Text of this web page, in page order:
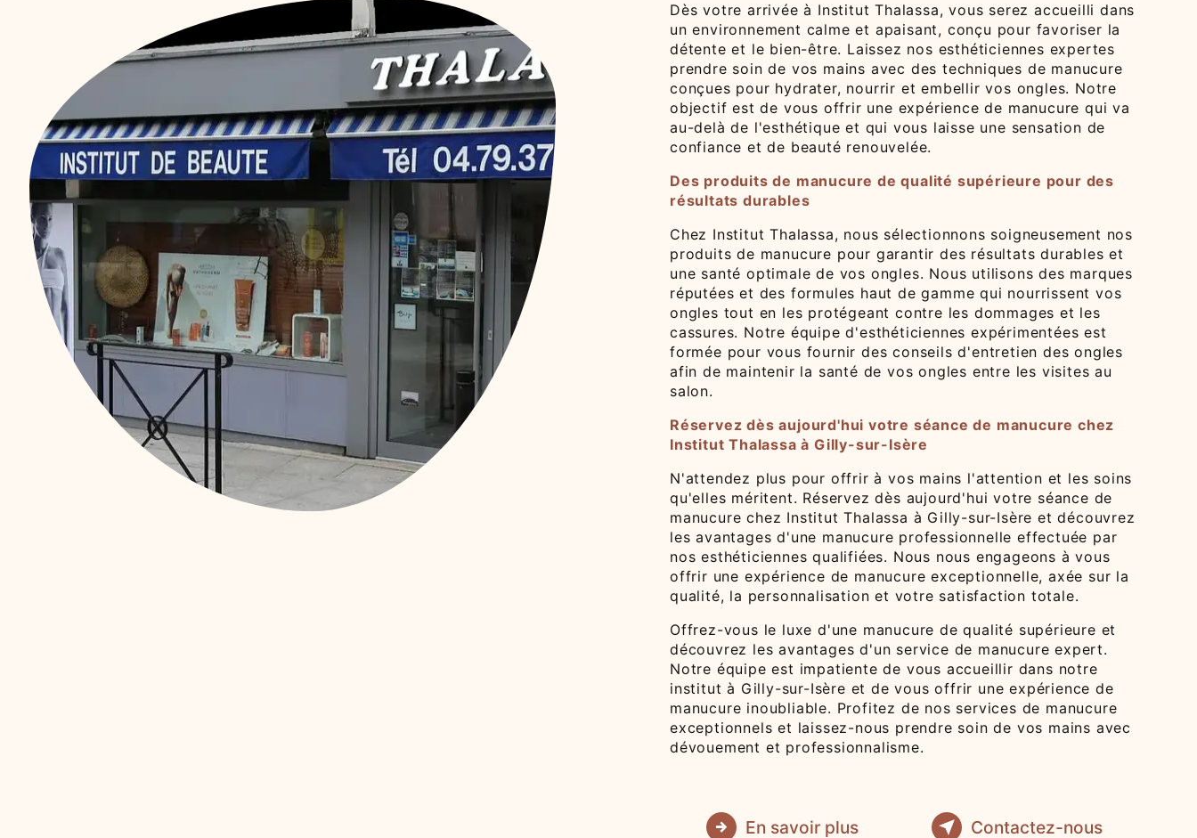
Dès votre arrivée à Institut Thalassa, vous serez accueilli dans
un environnement calme et apaisant, conçu pour favoriser la
détente et le bien-être. Laissez nos esthéticiennes expertes
prendre soin de vos mains avec des techniques de manucure
conçues pour hydrater, nourrir et embellir vos ongles. Notre
objectif est de vous offrir une expérience de manucure qui va
au-delà de l'esthétique et qui vous laisse une sensation de
confiance et de beauté renouvelée.
Des produits de manucure de qualité supérieure pour des
résultats durables
Chez Institut Thalassa, nous sélectionnons soigneusement nos
produits de manucure pour garantir des résultats durables et
une santé optimale de vos ongles. Nous utilisons des marques
réputées et des formules haut de gamme qui nourrissent vos
ongles tout en les protégeant contre les dommages et les
cassures. Notre équipe d'esthéticiennes expérimentées est
formée pour vous fournir des conseils d'entretien des ongles
afin de maintenir la santé de vos ongles entre les visites au
salon.
Réservez dès aujourd'hui votre séance de manucure chez
Institut Thalassa à Gilly-sur-Isère
N'attendez plus pour offrir à vos mains l'attention et les soins
qu'elles méritent. Réservez dès aujourd'hui votre séance de
manucure chez Institut Thalassa à Gilly-sur-Isère et découvrez
les avantages d'une manucure professionnelle effectuée par
nos esthéticiennes qualifiées. Nous nous engageons à vous
offrir une expérience de manucure exceptionnelle, axée sur la
qualité, la personnalisation et votre satisfaction totale.
Offrez-vous le luxe d'une manucure de qualité supérieure et
découvrez les avantages d'un service de manucure expert.
Notre équipe est impatiente de vous accueillir dans notre
institut à Gilly-sur-Isère et de vous offrir une expérience de
manucure inoubliable. Profitez de nos services de manucure
exceptionnels et laissez-nous prendre soin de vos mains avec
dévouement et professionnalisme.
En savoir plus Contactez-nous